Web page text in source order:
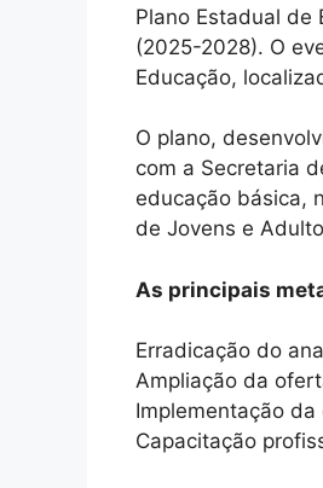
Plano Estadual de
(2025-2028). O
Educação,
O plano,
com a Secretaria
educação básica,
de Jovens e
As principais
Erradicação do
Ampliação da
Implementação
Capacitação